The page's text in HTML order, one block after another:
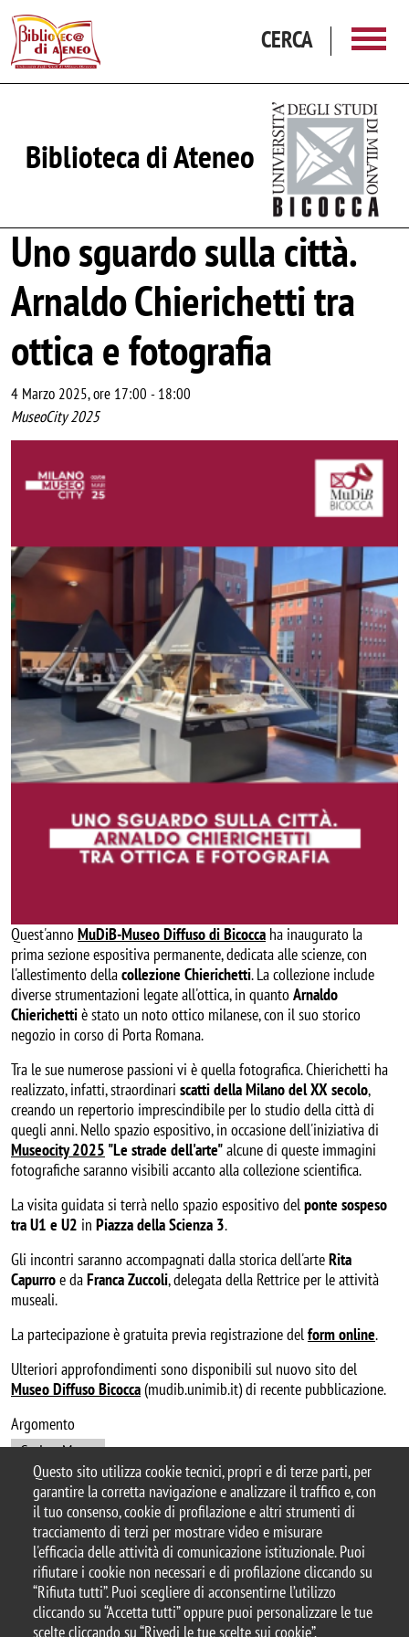
Questo sito utilizza cookie tecnici, propri e di terze parti, per
garantire la corretta navigazione e analizzare il traffico e, con
il tuo consenso, cookie di profilazione e altri strumenti di
tracciamento di terzi per mostrare video e misurare
l'efficacia delle attività di comunicazione istituzionale. Puoi
rifiutare i cookie non necessari e di profilazione cliccando su
“Rifiuta tutti”. Puoi scegliere di acconsentirne l’utilizzo
cliccando su “Accetta tutti” oppure puoi personalizzare le tue
scelte cliccando su “Rivedi le tue scelte sui cookie”.
CERCA
Biblioteca di Ateneo
Uno sguardo sulla città.
Arnaldo Chierichetti tra
ottica e fotografia
4 Marzo 2025, ore 17:00 -18:00
MuseoCity 2025
Quest'annoMuDiB-Museo Diffuso di Bicocca ha inaugurato la
prima sezione espositiva permanente, dedicata alle scienze, con
l'allestimento dellacollezione Chierichetti. La collezione include
diverse strumentazioni legate all'ottica, in quantoArnaldo
Chierichettiè stato un noto ottico milanese, con il suo storico
negozio in corso di Porta Romana.
Tra le sue numerose passioni vi è quella fotografica. Chierichetti ha
realizzato, infatti, straordinari scatti della Milano del XX secolo,
creando un repertorio imprescindibile per lo studio della città di
quegli anni. Nello spazio espositivo, in occasione dell'iniziativa di
Museocity 2025 "Le strade dell'arte"alcune di queste immagini
fotografiche saranno visibili accanto alla collezione scientifica.
La visita guidata si terrà nello spazio espositivo delponte sospeso
tra U1 e U2 in Piazza della Scienza 3.
Gli incontri saranno accompagnati dalla storica dell'arteRita
Capurroe daFranca Zuccoli, delegata della Rettrice per le attività
museali.
La partecipazione è gratuita previa registrazione delform online.
Ulteriori approfondimenti sono disponibili sul nuovo sito del
Museo Diffuso Bicocca(mudib.unimib.it) di recente pubblicazione.
Argomento
CuriosaMente
© 2025 Biblioteca di Ateneo – Università degli
Studi di Milano-Bicocca
Piazza dell'Ateneo Nuovo, 1 - 20126, Milano
Casella PEC:ateneo.bicocca@pec.unimib.it
P.I. 12621570154 | biblioteca@unimib.it